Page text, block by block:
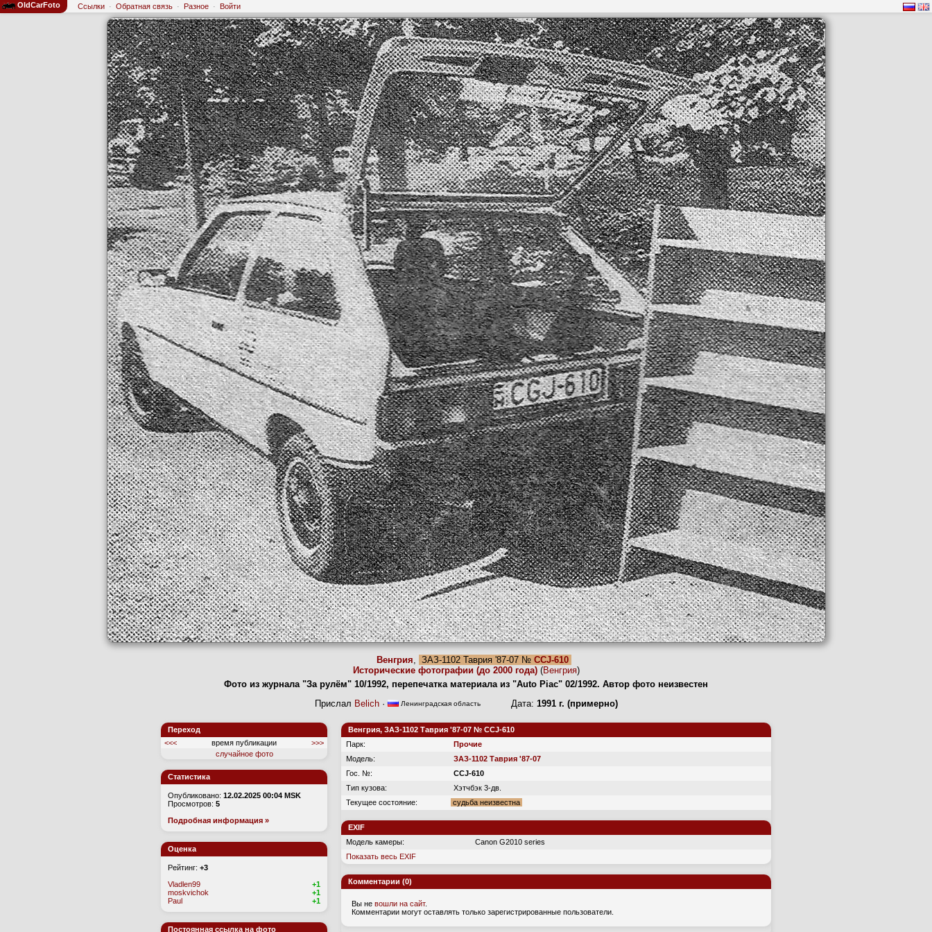
OldCarFoto Ссылки · Обратная связь · Разное · Войти
Венгрия, ЗАЗ-1102 Таврия '87-07 № CCJ-610
Исторические фотографии (до 2000 года)(Венгрия)
Фото из журнала "За рулём" 10/1992, перепечатка материала из "Auto Piac" 02/1992. Автор фото неизвестен
Прислал Belich· Ленинградская областьДата: 1991 г. (примерно)
Переход
<<<
время публикации
>>>
случайное фото
Статистика
Опубликовано: 12.02.2025 00:04 MSK
Просмотров: 5
Подробная информация »
Оценка
Рейтинг: +3
Vladlen99
+1
moskvichok
+1
Paul
+1
Постоянная ссылка на фото
Венгрия, ЗАЗ-1102 Таврия '87-07 № CCJ-610
Парк:
Прочие
Модель:
ЗАЗ-1102 Таврия '87-07
Гос. №:
CCJ-610
Тип кузова:
Хэтчбэк 3-дв.
Текущее состояние:
судьба неизвестна
EXIF
Модель камеры:
Canon G2010 series
Показать весь EXIF
Комментарии (0)
Вы не вошли на сайт.
Комментарии могут оставлять только зарегистрированные пользователи.